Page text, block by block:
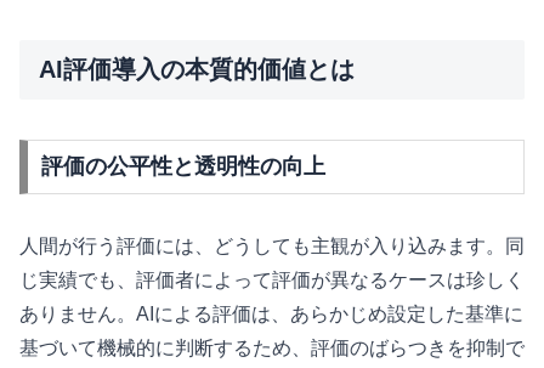
AI評価導入の本質的価値とは
評価の公平性と透明性の向上
人間が行う評価には、どうしても主観が入り込みます。同
じ実績でも、評価者によって評価が異なるケースは珍しく
ありません。AIによる評価は、あらかじめ設定した基準に
基づいて機械的に判断するため、評価のばらつきを抑制で